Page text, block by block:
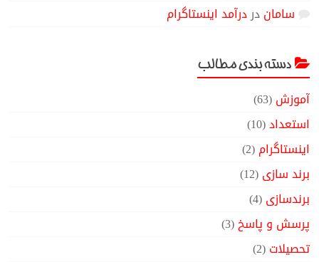
ساماندردرآمد اینستاگرام
دسته بندی مطالب
آموزش(63)
استعداد(10)
اینستاگرام(2)
برند سازی(12)
برندسازی(4)
پرسش و پاسخ(3)
تحصیلات(2)